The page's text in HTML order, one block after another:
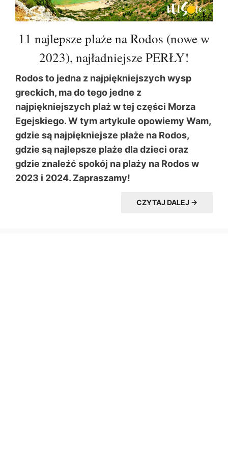
11 najlepsze plaże na Rodos (nowe w
2023), najładniejsze PERŁY!
Rodos to jedna z najpiękniejszych wysp
greckich, ma do tego jedne z
najpiękniejszych plaż w tej części Morza
Egejskiego. W tym artykule opowiemy Wam,
gdzie są najpiękniejsze plaże na Rodos,
gdzie są najlepsze plaże dla dzieci oraz
gdzie znaleźć spokój na plaży na Rodos w
2023 i 2024. Zapraszamy!
CZYTAJ DALEJ →